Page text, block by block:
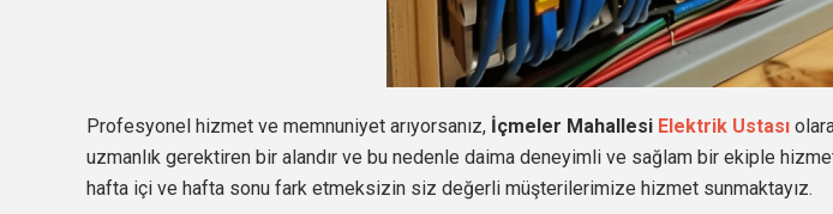
Profesyonel hizmet ve memnuniyet arıyorsanız, İçmeler Mahallesi Elektrik Ustası
uzmanlık gerektiren bir alandır ve bu nedenle daima deneyimli ve sağlam bir ekiple
hafta içi ve hafta sonu fark etmeksizin siz değerli müşterilerimize hizmet sunmaktayız.